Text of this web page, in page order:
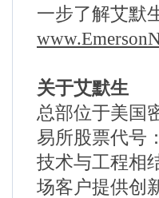
一步了解艾默
关于艾默生
总部位于美国
易所股票代号
技术与工程相
场客户提供创